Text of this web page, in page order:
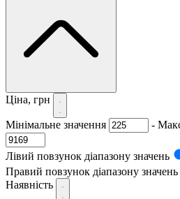
Ціна, грн
Мінімальне значення -
Лівий повзунок діапазону значень
Правий повзунок діапазону значень
Наявність